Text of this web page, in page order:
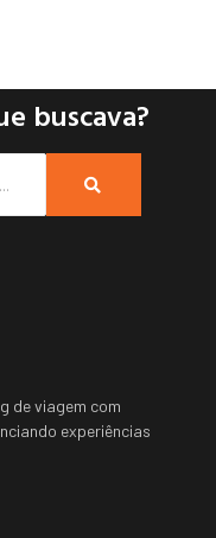
buscava?
de viagem com
experiências